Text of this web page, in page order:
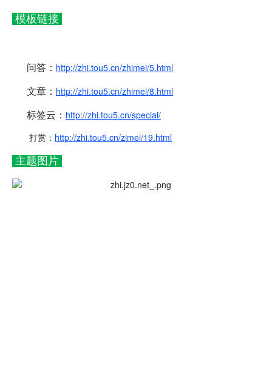
模板链接
问答： http://zhi.tou5.cn/zhimei/5.html
文章： http://zhi.tou5.cn/zhimei/8.html
标签云： http://zhi.tou5.cn/special/
打赏： http://zhi.tou5.cn/zimei/19.html
主题图片